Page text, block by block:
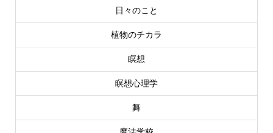
日々のこと
植物のチカラ
瞑想
瞑想心理学
舞